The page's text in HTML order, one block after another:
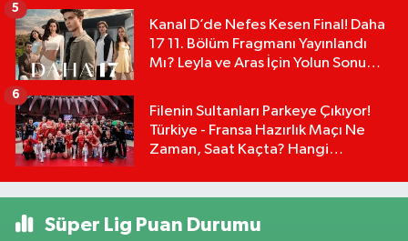
Kanal D’de Nefes Kesen Final! Daha
17 11. Bölüm Fragmanı Yayınlandı
Mı? Leyla ve Aras İçin Yolun Sonu
5
Filenin Sultanları Parkeye Çıkıyor!
Türkiye - Fransa Hazırlık Maçı Ne
Zaman, Saat Kaçta? Hangi
6
Süper Lig Puan Durumu